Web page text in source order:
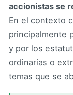
accionistas se
En el contexto
principalmente
y por los
ordinarias o
temas que se